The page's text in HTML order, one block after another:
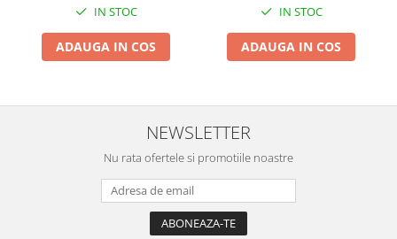
Instalatii Craciun 220V
Instalatii cu baterii
Instalatii de Craciun
Instalatii turturi-franjuri
IN STOC
ADAUGA IN COS
IN STOC
ADAUGA IN COS
NEWSLETTER
Nu rata ofertele si promotiile noastre